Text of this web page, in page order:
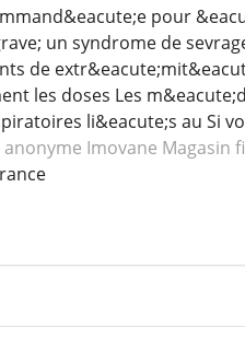
pour
un syndrome de
de
les doses Les
li&eacute;s au Si
Imovane Magasin